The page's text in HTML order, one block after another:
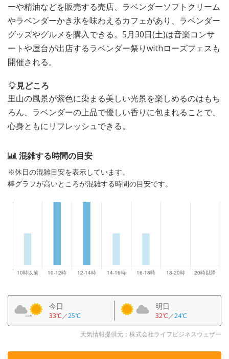
ーや精油などを販売する売店、ラベンダーソフトクリーム
やラベンダーかき氷を味わえるカフェがあり、ラベンダー
グッズやグルメを購入できる。5月30日(土)は音楽コンサ
ートや屋台が出店するラベンダー祭りwithローズフェスも
開催される。
見どころ
里山の風景が紫色に染まる美しい光景を楽しめるのはもち
ろん、ラベンダーの上品で優しい香りに包まれることで、
心身ともにリフレッシュできる。
混雑する時間の目安
※休日の混雑目安を表示しています。
棒グラフが高いところが混雑する時間の目安です。
今日
33℃／25℃
明日
32℃／24℃
天気情報提供元：株式会社ライフビジネスウェザー